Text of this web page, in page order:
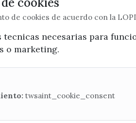
x / twitter
de cookies de acuerdo con la
necesarias para
o marketing.
twsaint_cookie_consent